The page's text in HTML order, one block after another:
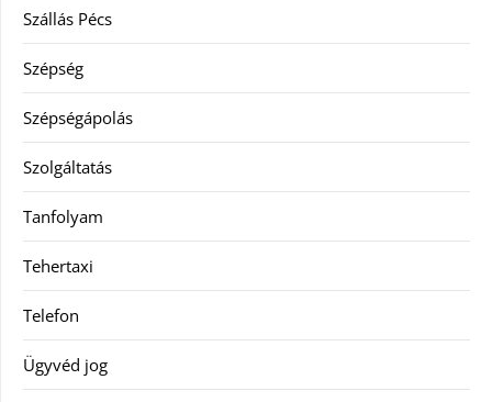
Szállás Pécs
Szépség
Szépségápolás
Szolgáltatás
Tanfolyam
Tehertaxi
Telefon
Ügyvéd jog